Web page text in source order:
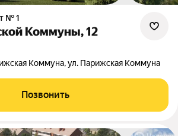
№ 1
Коммуны, 12
Коммуна, ул. Парижская Коммуна
Позвонить